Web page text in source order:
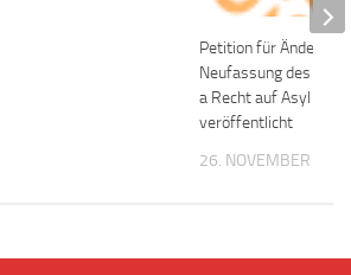
Petition für Änderung
Neufassung des
a Recht auf Asyl
veröffentlicht
26. NOVEMBER